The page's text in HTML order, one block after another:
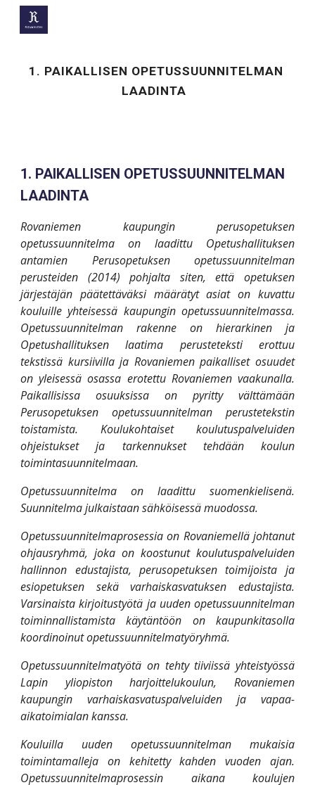
Skip to main content
1. PAIKALLISEN OPETUSSUUNNITELMAN
LAADINTA
1. PAIKALLISEN OPETUSSUUNNITELMAN
LAADINTA
Rovaniemen kaupungin perusopetuksen
opetussuunnitelma on laadittu Opetushallituksen
antamien Perusopetuksen opetussuunnitelman
perusteiden (2014) pohjalta siten, että opetuksen
järjestäjän päätettäväksi määrätyt asiat on kuvattu
kouluille yhteisessä kaupungin opetussuunnitelmassa.
Opetussuunnitelman rakenne on hierarkinen ja
Opetushallituksen laatima perusteteksti erottuu
tekstissä kursiivilla ja Rovaniemen paikalliset osuudet
on yleisessä osassa erotettu Rovaniemen vaakunalla.
Paikallisissa osuuksissa on pyritty välttämään
Perusopetuksen opetussuunnitelman perustetekstin
toistamista. Koulukohtaiset koulutuspalveluiden
ohjeistukset ja tarkennukset tehdään koulun
toimintasuunnitelmaan.
Opetussuunnitelma on laadittu suomenkielisenä.
Suunnitelma julkaistaan sähköisessä muodossa.
Opetussuunnitelmaprosessia on Rovaniemellä johtanut
ohjausryhmä, joka on koostunut koulutuspalveluiden
hallinnon edustajista, perusopetuksen toimijoista ja
esiopetuksen sekä varhaiskasvatuksen edustajista.
Varsinaista kirjoitustyötä ja uuden opetussuunnitelman
toiminnallistamista käytäntöön on kaupunkitasolla
koordinoinut opetussuunnitelmatyöryhmä.
Opetussuunnitelmatyötä on tehty tiiviissä yhteistyössä
Lapin yliopiston harjoittelukoulun, Rovaniemen
kaupungin varhaiskasvatuspalveluiden ja vapaa-
aikatoimialan kanssa.
Kouluilla uuden opetussuunnitelman mukaisia
toimintamalleja on kehitetty kahden vuoden ajan.
Opetussuunnitelmaprosessin aikana koulujen